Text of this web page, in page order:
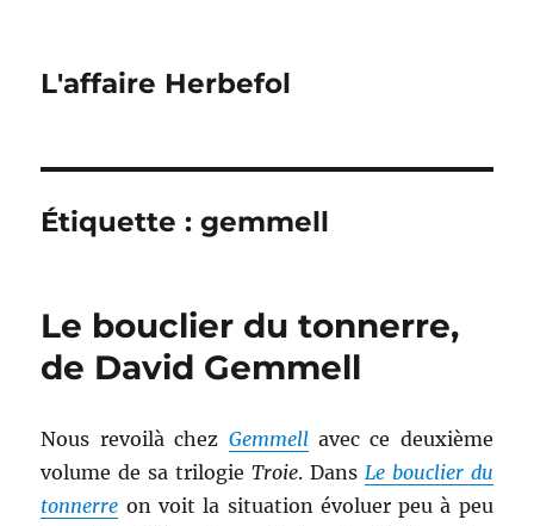
L'affaire Herbefol
Étiquette :gemmell
Le bouclier du tonnerre,
de David Gemmell
Nous revoilà chez Gemmellavec ce deuxième
volume de sa trilogie Troie. Dans Le bouclier du
tonnerre on voit la situation évoluer peu à peu